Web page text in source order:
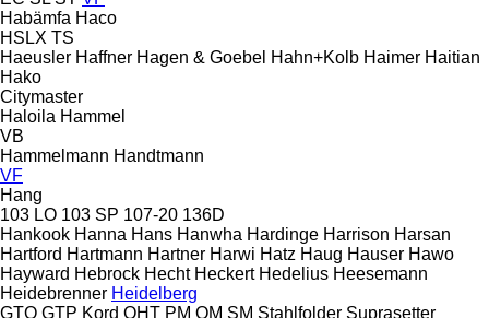
Habämfa Haco
HSLX TS
Haeusler Haffner Hagen & Goebel Hahn+Kolb Haimer Haitian
Hako
Citymaster
Haloila Hammel
VB
Hammelmann Handtmann
VF
Hang
103 LO 103 SP 107-20 136D
Hankook Hanna Hans Hanwha Hardinge Harrison Harsan
Hartford Hartmann Hartner Harwi Hatz Haug Hauser Hawo
Hayward Hebrock Hecht Heckert Hedelius Heesemann
Heidebrenner Heidelberg
GTO GTP Kord OHT PM QM SM Stahlfolder Suprasetter